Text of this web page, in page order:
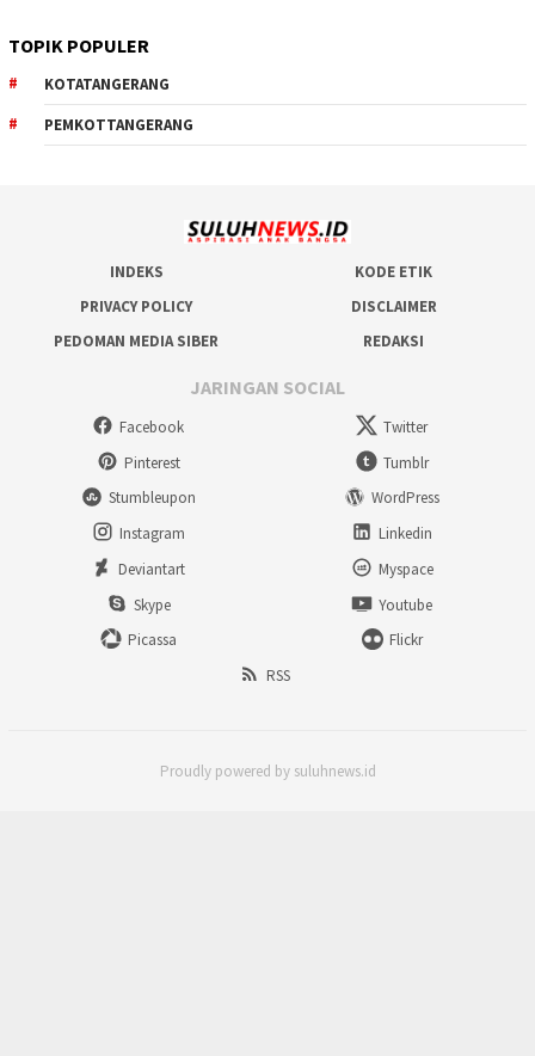
TOPIK POPULER
KOTATANGERANG
PEMKOTTANGERANG
INDEKS
KODE ETIK
PRIVACY POLICY
DISCLAIMER
PEDOMAN MEDIA SIBER
REDAKSI
JARINGAN SOCIAL
Facebook
Twitter
Pinterest
Tumblr
Stumbleupon
WordPress
Instagram
Linkedin
Deviantart
Myspace
Skype
Youtube
Picassa
Flickr
RSS
Proudly powered by suluhnews.id